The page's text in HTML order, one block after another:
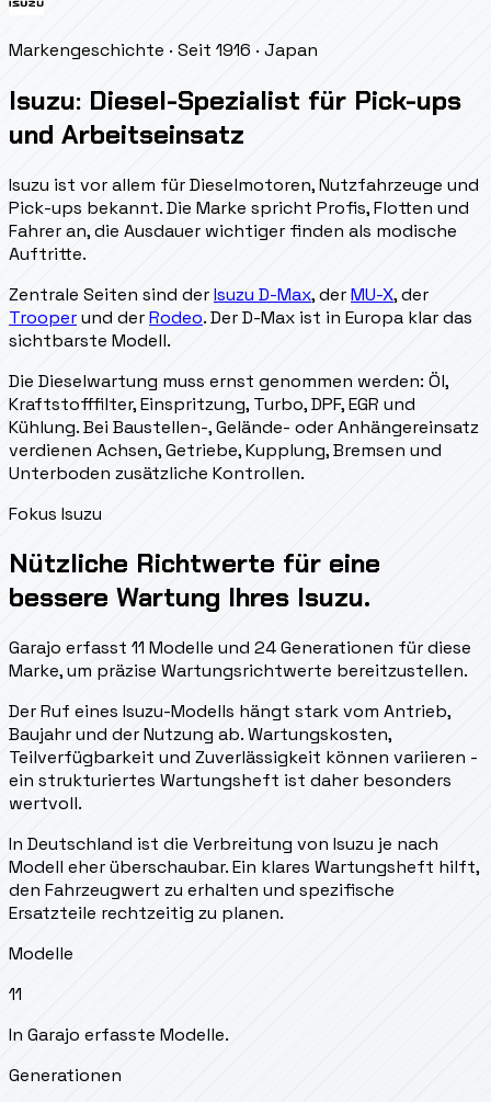
Markengeschichte · Seit 1916 · Japan
Isuzu: Diesel-Spezialist für Pick-ups
und Arbeitseinsatz
Isuzu ist vor allem für Dieselmotoren, Nutzfahrzeuge und
Pick-ups bekannt. Die Marke spricht Profis, Flotten und
Fahrer an, die Ausdauer wichtiger finden als modische
Auftritte.
Zentrale Seiten sind derIsuzu D-Max, derMU-X, der
Trooperund derRodeo. Der D-Max ist in Europa klar das
sichtbarste Modell.
Die Dieselwartung muss ernst genommen werden: Öl,
Kraftstofffilter, Einspritzung, Turbo, DPF, EGR und
Kühlung. Bei Baustellen-, Gelände- oder Anhängereinsatz
verdienen Achsen, Getriebe, Kupplung, Bremsen und
Unterboden zusätzliche Kontrollen.
Fokus Isuzu
Nützliche Richtwerte für eine
bessere Wartung Ihres Isuzu.
Garajo erfasst 11 Modelle und 24 Generationen für diese
Marke, um präzise Wartungsrichtwerte bereitzustellen.
Der Ruf eines Isuzu-Modells hängt stark vom Antrieb,
Baujahr und der Nutzung ab. Wartungskosten,
Teilverfügbarkeit und Zuverlässigkeit können variieren -
ein strukturiertes Wartungsheft ist daher besonders
wertvoll.
In Deutschland ist die Verbreitung von Isuzu je nach
Modell eher überschaubar. Ein klares Wartungsheft hilft,
den Fahrzeugwert zu erhalten und spezifische
Ersatzteile rechtzeitig zu planen.
Modelle
11
In Garajo erfasste Modelle.
Generationen